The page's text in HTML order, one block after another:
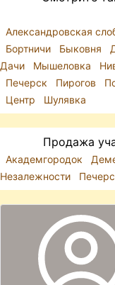
Александровская
Бортничи
Быковня
Дачи
Мышеловка
Печерск
Пирогов
Центр
Шулявка
Продажа
Академгородок
Незалежности